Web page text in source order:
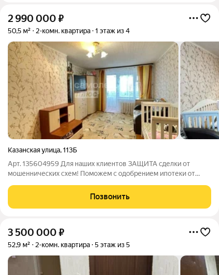
2 990 000 ₽
50,5 м² 2-комн. квартира 1 этаж из 4
Казанская улица,113Б
Арт. 135604959 Для наших клиентов ЗАЩИТА сделки от
мошеннических схем! Поможем с одобрением ипотеки от
кв.м., 1эт4эт. дома, 1992г/п. ОСНОВНЫЕ ПРЕИМУЩЕСТВА:
Удобный 1 этаж.На стенах обои. В
Позвонить
3 500 000 ₽
52,9 м² 2-комн. квартира 5 этаж из 5